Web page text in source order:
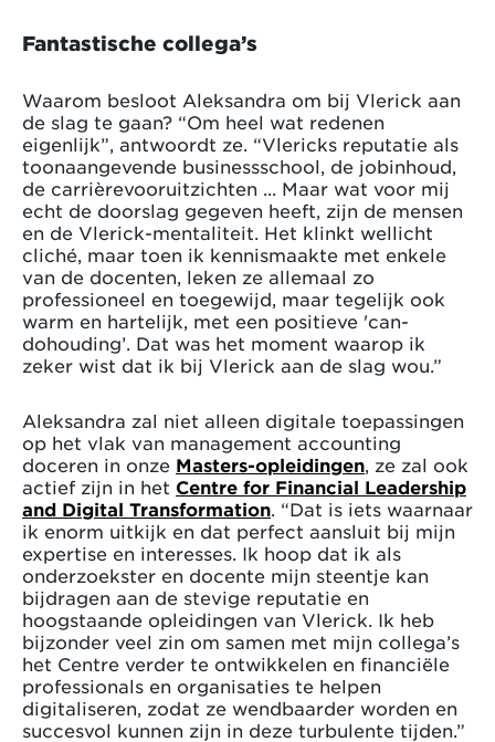
Fantastische collega’s
Waarom besloot Aleksandra om bij Vlerick aan
de slag te gaan? “Om heel wat redenen
eigenlijk”, antwoordt ze. “Vlericks reputatie als
toonaangevende businessschool, de jobinhoud,
de carrièrevooruitzichten ... Maar wat voor mij
echt de doorslag gegeven heeft, zijn de mensen
en de Vlerick-mentaliteit. Het klinkt wellicht
cliché, maar toen ik kennismaakte met enkele
van de docenten, leken ze allemaal zo
professioneel en toegewijd, maar tegelijk ook
warm en hartelijk, met een positieve 'can-
dohouding’. Dat was het moment waarop ik
zeker wist dat ik bij Vlerick aan de slag wou.”
Aleksandra zal niet alleen digitale toepassingen
op het vlak van management accounting
doceren in onze Masters-opleidingen , ze zal ook
actief zijn in het Centre for Financial Leadership
and Digital Transformation . “Dat is iets waarnaar
ik enorm uitkijk en dat perfect aansluit bij mijn
expertise en interesses. Ik hoop dat ik als
onderzoekster en docente mijn steentje kan
bijdragen aan de stevige reputatie en
hoogstaande opleidingen van Vlerick. Ik heb
bijzonder veel zin om samen met mijn collega’s
het Centre verder te ontwikkelen en financiële
professionals en organisaties te helpen
digitaliseren, zodat ze wendbaarder worden en
succesvol kunnen zijn in deze turbulente tijden.”